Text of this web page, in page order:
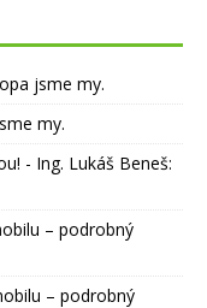
jsme my.
my.
- Ing. Lukáš Beneš:
– podrobný
– podrobný